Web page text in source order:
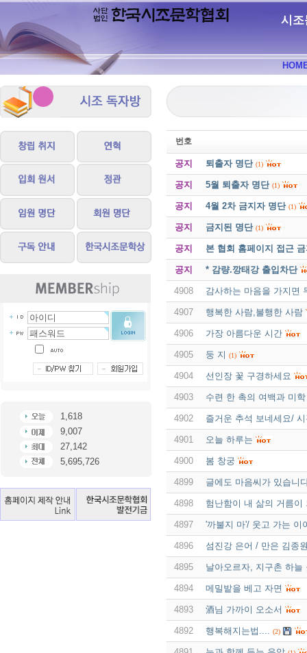
시조
1,618
9,007
27,142
5,695,726
번호
공지 퇴출자 명단 (1)
공지 5월 퇴출자 명단 (1)
공지 4월 2차 금지자 명단 (1)
공지 금지된 명단 (1)
공지 본 협회 홈페이지 접근
공지 * 감량.깡태강 출입차단
4908 감사하는 마음을 가지면
4907 행복한 사람,불행한 사람
4906 가장 아름다운 시간
4905 둥 지 (1)
4904 선인장 꽃 구경하세요
4903 수련 한 촉의 여백과 미학
4902 즐거운 추석 보네세요/
4901 오늘 하루는
4900 봄 창궁
4899 글에도 마음씨가 있습니
4898 험난함이 내 삶의 거름이
4897 '까불지 마'/ 웃고 가는 이
4896 섬진강 은어 / 만은 김종
4895 날아오르자, 지구촌 하늘
4894 메밀밭을 베고 자면
4893 酒님 가까이 오소서
4892 행복해지는법.... (2)